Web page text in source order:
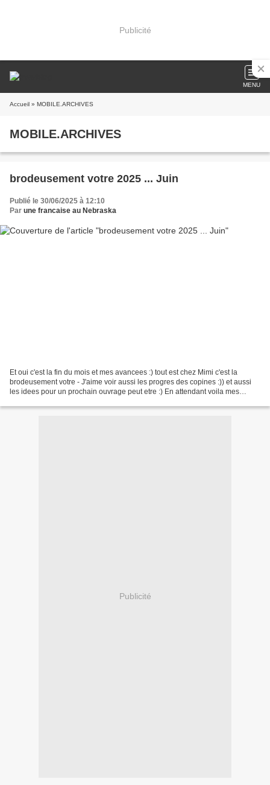
Publicité
MENU
Accueil » MOBILE.ARCHIVES
MOBILE.ARCHIVES
brodeusement votre 2025 ... Juin
Publié le 30/06/2025 à 12:10
Par une francaise au Nebraska
Et oui c'est la fin du mois et mes avancees :) tout est chez Mimi c'est la
brodeusement votre - J'aime voir aussi les progres des copines :)) et aussi
les idees pour un prochain ouvrage peut etre :) En attendant voila mes
Publicité